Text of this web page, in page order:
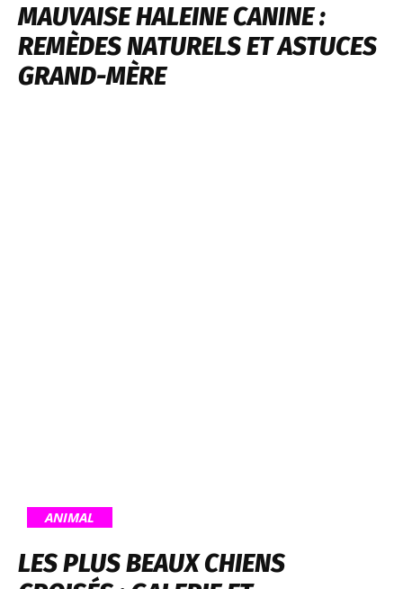
MAUVAISE HALEINE CANINE :
REMÈDES NATURELS ET ASTUCES
GRAND-MÈRE
ANIMAL
LES PLUS BEAUX CHIENS